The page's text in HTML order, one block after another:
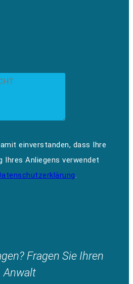
einverstanden, dass Ihre
Ihres Anliegens verwendet
.
Fragen Sie Ihren
Anwalt